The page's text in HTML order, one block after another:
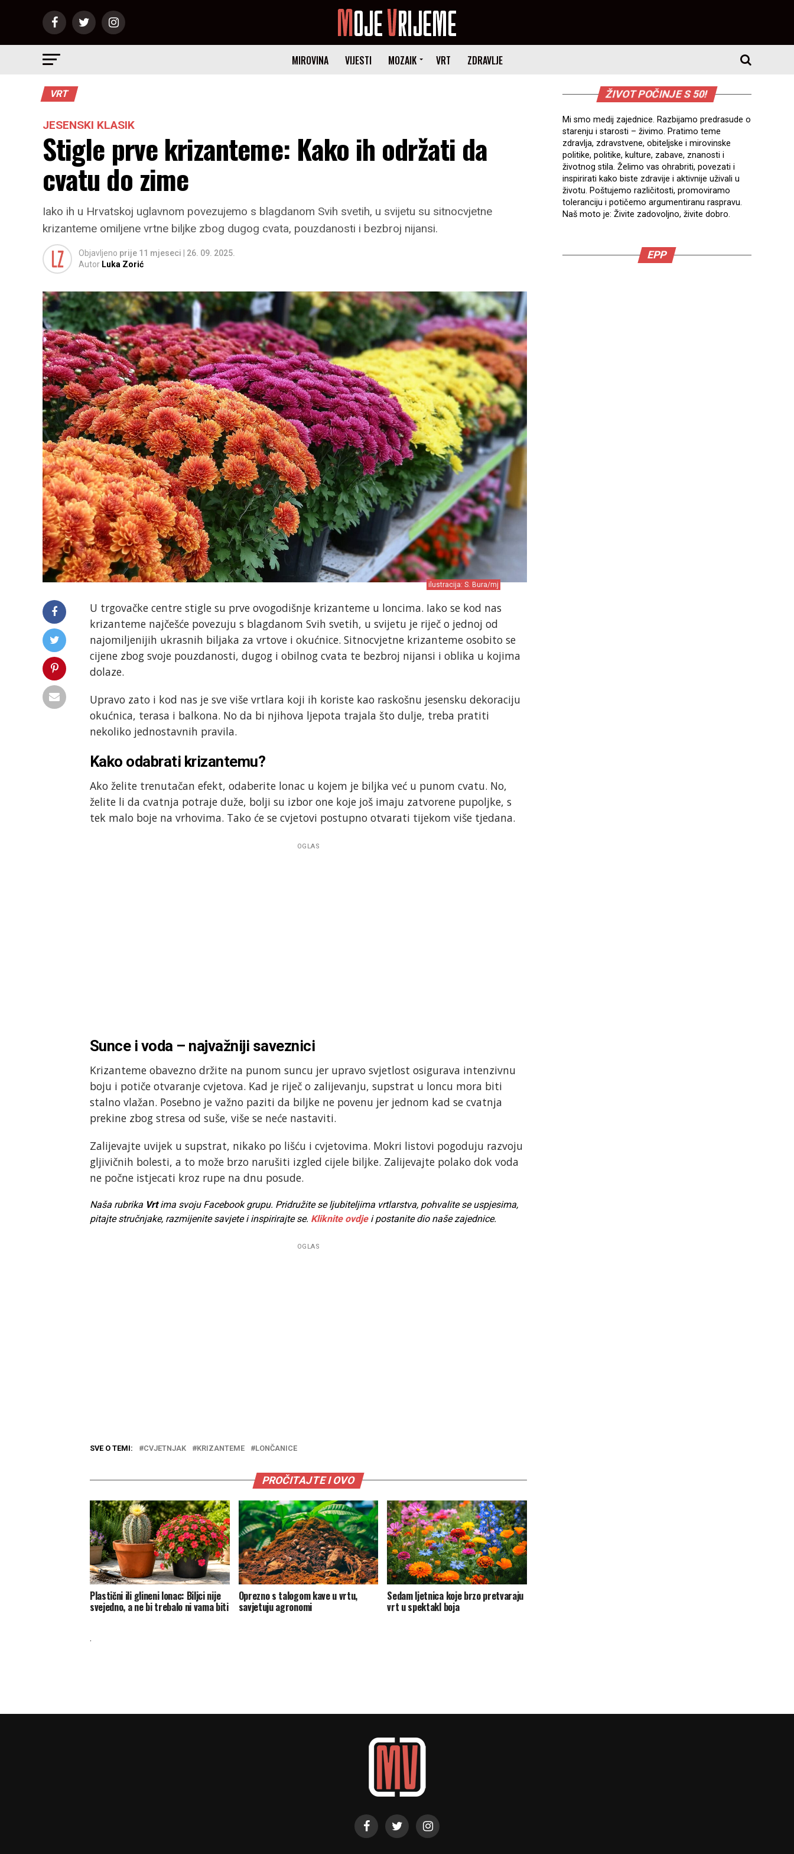
MIROVINA VIJESTI MOZAIK VRT ZDRAVLJE
VRT
JESENSKI KLASIK
Stigle prve krizanteme: Kako ih održati da
cvatu do zime
Iako ih u Hrvatskoj uglavnom povezujemo s blagdanom Svih svetih, u svijetu su sitnocvjetne
krizanteme omiljene vrtne biljke zbog dugog cvata, pouzdanosti i bezbroj nijansi.
Objavljeno prije 11 mjeseci
26. 09. 2025.
Autor Luka Zorić
ilustracija: S. Bura/mj
U trgovačke centre stigle su prve ovogodišnje krizanteme u loncima. Iako se kod nas
krizanteme najčešće povezuju s blagdanom Svih svetih, u svijetu je riječ o jednoj od
najomiljenijih ukrasnih biljaka za vrtove i okućnice. Sitnocvjetne krizanteme osobito se
cijene zbog svoje pouzdanosti, dugog i obilnog cvata te bezbroj nijansi i oblika u kojima
dolaze.
Upravo zato i kod nas je sve više vrtlara koji ih koriste kao raskošnu jesensku dekoraciju
okućnica, terasa i balkona. No da bi njihova ljepota trajala što dulje, treba pratiti
nekoliko jednostavnih pravila.
Kako odabrati krizantemu?
Ako želite trenutačan efekt, odaberite lonac u kojem je biljka već u punom cvatu. No,
želite li da cvatnja potraje duže, bolji su izbor one koje još imaju zatvorene pupoljke, s
tek malo boje na vrhovima. Tako će se cvjetovi postupno otvarati tijekom više tjedana.
OGLAS
Sunce i voda – najvažniji saveznici
Krizanteme obavezno držite na punom suncu jer upravo svjetlost osigurava intenzivnu
boju i potiče otvaranje cvjetova. Kad je riječ o zalijevanju, supstrat u loncu mora biti
stalno vlažan. Posebno je važno paziti da biljke ne povenu jer jednom kad se cvatnja
prekine zbog stresa od suše, više se neće nastaviti.
Zalijevajte uvijek u supstrat, nikako po lišću i cvjetovima. Mokri listovi pogoduju razvoju
gljivičnih bolesti, a to može brzo narušiti izgled cijele biljke. Zalijevajte polako dok voda
ne počne istjecati kroz rupe na dnu posude.
Naša rubrika Vrtima svoju Facebook grupu. Pridružite se ljubiteljima vrtlarstva, pohvalite se uspjesima,
pitajte stručnjake, razmijenite savjete i inspirirajte se. Kliknite ovdjei postanite dio naše zajednice.
OGLAS
SVE O TEMI: CVJETNJAK KRIZANTEME LONČANICE
PROČITAJTE I OVO
Plastični ili glineni lonac: Biljci nije
svejedno, a ne bi trebalo ni vama biti
Oprezno s talogom kave u vrtu,
savjetuju agronomi
Sedam ljetnica koje brzo pretvaraju
vrt u spektakl boja
.
ŽIVOT POČINJE S 50!
Mi smo medij zajednice. Razbijamo predrasude o
starenju i starosti – živimo. Pratimo teme
zdravlja, zdravstvene, obiteljske i mirovinske
politike, politike, kulture, zabave, znanosti i
životnog stila. Želimo vas ohrabriti, povezati i
inspirirati kako biste zdravije i aktivnije uživali u
životu. Poštujemo različitosti, promoviramo
toleranciju i potičemo argumentiranu raspravu.
Naš moto je: Živite zadovoljno, živite dobro.
EPP